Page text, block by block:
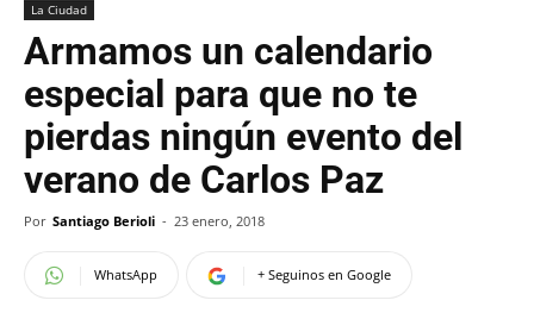
La Ciudad
Armamos un calendario
especial para que no te
pierdas ningún evento del
verano de Carlos Paz
Por Santiago Berioli - 23 enero, 2018
WhatsApp + Seguinos en Google